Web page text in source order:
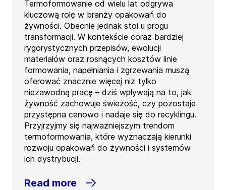
Termoformowanie od wielu lat odgrywa
kluczową rolę w branży opakowań do
żywności. Obecnie jednak stoi u progu
transformacji. W kontekście coraz bardziej
rygorystycznych przepisów, ewolucji
materiałów oraz rosnących kosztów linie
formowania, napełniania i zgrzewania muszą
oferować znacznie więcej niż tylko
niezawodną pracę – dziś wpływają na to, jak
żywność zachowuje świeżość, czy pozostaje
przystępna cenowo i nadaje się do recyklingu.
Przyjrzyjmy się najważniejszym trendom
termoformowania, które wyznaczają kierunki
rozwoju opakowań do żywności i systemów
ich dystrybucji.
Read more